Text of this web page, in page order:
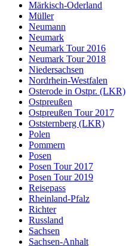
Märkisch-Oderland
Müller
Neumann
Neumark
Neumark Tour 2016
Neumark Tour 2018
Niedersachsen
Nordrhein-Westfalen
Osterode in Ostpr. (LKR)
Ostpreußen
Ostpreußen Tour 2017
Oststernberg (LKR)
Polen
Pommern
Posen
Posen Tour 2017
Posen Tour 2019
Reisepass
Rheinland-Pfalz
Richter
Russland
Sachsen
Sachsen-Anhalt